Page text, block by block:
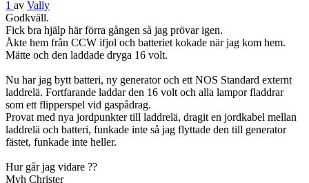
1 av Vally
Godkväll.
Fick bra hjälp här förra gången så jag prövar igen.
Åkte hem från CCW ifjol och batteriet kokade när jag kom hem.
Mätte och den laddade dryga 16 volt.
Nu har jag bytt batteri, ny generator och ett NOS Standard externt
laddrelä. Fortfarande laddar den 16 volt och alla lampor fladdrar
som ett flipperspel vid gaspådrag.
Provat med nya jordpunkter till laddrelä, dragit en jordkabel mellan
laddrelä och batteri, funkade inte så jag flyttade den till generator
fästet, funkade inte heller.
Hur går jag vidare ??
Mvh Christer